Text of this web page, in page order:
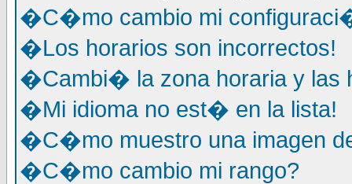
�C�mo cambio mi
�Los horarios son incorrectos!
�Cambi� la zona horaria y las
�Mi idioma no est� en la lista!
�C�mo muestro una imagen
�C�mo cambio mi rango?